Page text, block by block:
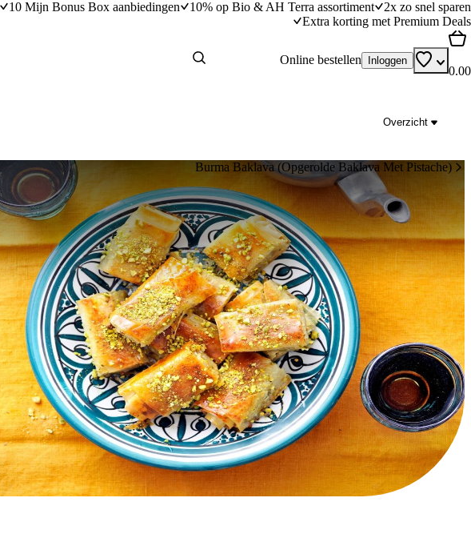
10 Mijn Bonus Box aanbiedingen 10% op Bio & AH Terra assortiment
2x zo snel sparen
Extra korting met Premium Deals
Online bestellen Inloggen
0.00
Overzicht
Burma Baklava (opgerolde Baklava Met Pistache)